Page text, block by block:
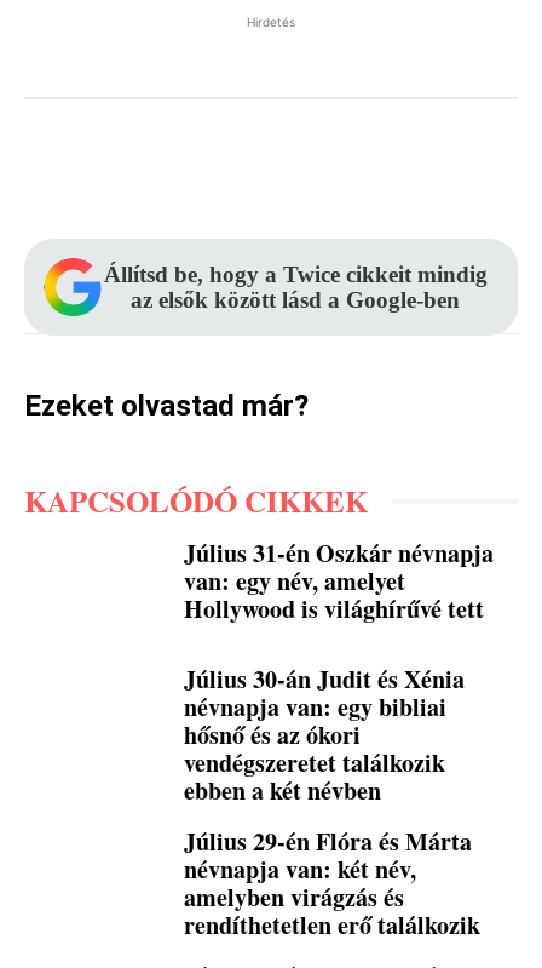
Hirdetés
Állítsd be, hogy a Twice cikkeit mindig
az elsők között lásd a Google-ben
Ezeket olvastad már?
KAPCSOLÓDÓ CIKKEK
Július 31-én Oszkár névnapja
van: egy név, amelyet
Hollywood is világhírűvé tett
Július 30-án Judit és Xénia
névnapja van: egy bibliai
hősnő és az ókori
vendégszeretet találkozik
ebben a két névben
Július 29-én Flóra és Márta
névnapja van: két név,
amelyben virágzás és
rendíthetetlen erő találkozik